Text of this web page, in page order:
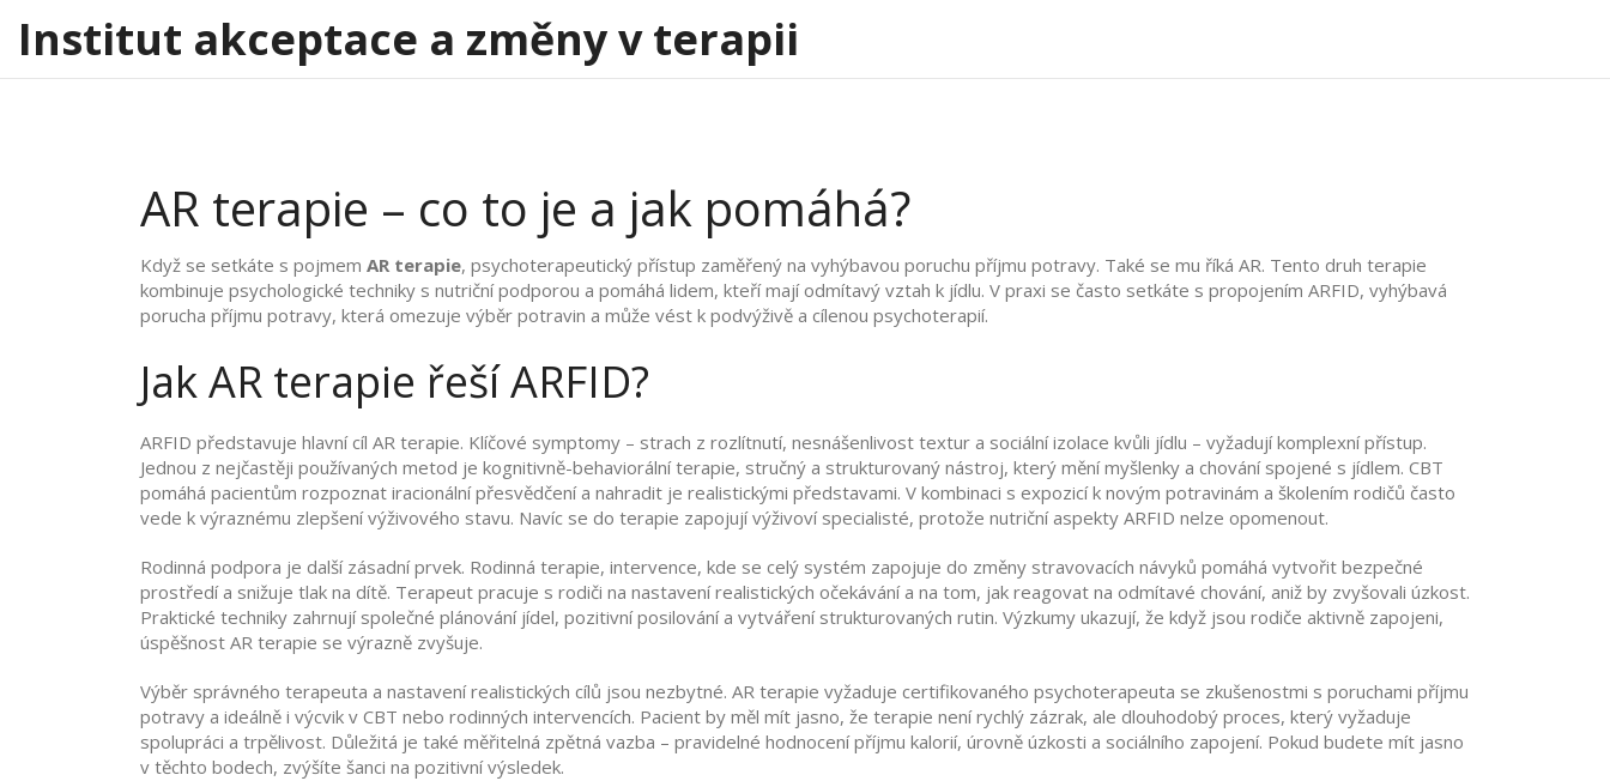
Institut akceptace a změny v terapii
AR terapie – co to je a jak pomáhá?
Když se setkáte s pojmem AR terapie, psychoterapeutický přístup zaměřený na vyhýbavou poruchu příjmu potravy. Také se mu říká AR. Tento druh terapie
kombinuje psychologické techniky s nutriční podporou a pomáhá lidem, kteří mají odmítavý vztah k jídlu. V praxi se často setkáte s propojením ARFID, vyhýbavá
porucha příjmu potravy, která omezuje výběr potravin a může vést k podvýživě a cílenou psychoterapií.
Jak AR terapie řeší ARFID?
ARFID představuje hlavní cíl AR terapie. Klíčové symptomy – strach z rozlítnutí, nesnášenlivost textur a sociální izolace kvůli jídlu – vyžadují komplexní přístup.
Jednou z nejčastěji používaných metod je kognitivně-behaviorální terapie, stručný a strukturovaný nástroj, který mění myšlenky a chování spojené s jídlem. CBT
pomáhá pacientům rozpoznat iracionální přesvědčení a nahradit je realistickými představami. V kombinaci s expozicí k novým potravinám a školením rodičů často
vede k výraznému zlepšení výživového stavu. Navíc se do terapie zapojují výživoví specialisté, protože nutriční aspekty ARFID nelze opomenout.
Rodinná podpora je další zásadní prvek. Rodinná terapie, intervence, kde se celý systém zapojuje do změny stravovacích návyků pomáhá vytvořit bezpečné
prostředí a snižuje tlak na dítě. Terapeut pracuje s rodiči na nastavení realistických očekávání a na tom, jak reagovat na odmítavé chování, aniž by zvyšovali úzkost.
Praktické techniky zahrnují společné plánování jídel, pozitivní posilování a vytváření strukturovaných rutin. Výzkumy ukazují, že když jsou rodiče aktivně zapojeni,
úspěšnost AR terapie se výrazně zvyšuje.
Výběr správného terapeuta a nastavení realistických cílů jsou nezbytné. AR terapie vyžaduje certifikovaného psychoterapeuta se zkušenostmi s poruchami příjmu
potravy a ideálně i výcvik v CBT nebo rodinných intervencích. Pacient by měl mít jasno, že terapie není rychlý zázrak, ale dlouhodobý proces, který vyžaduje
spolupráci a trpělivost. Důležitá je také měřitelná zpětná vazba – pravidelné hodnocení příjmu kalorií, úrovně úzkosti a sociálního zapojení. Pokud budete mít jasno
v těchto bodech, zvýšíte šanci na pozitivní výsledek.